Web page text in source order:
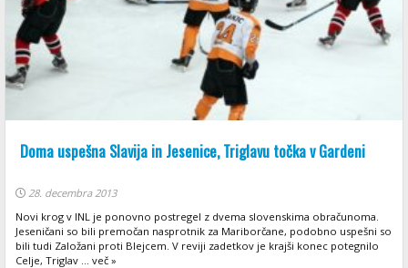
Doma uspešna Slavija in Jesenice, Triglavu točka v Gardeni
28. decembra 2013
Novi krog v INL je ponovno postregel z dvema slovenskima obračunoma.
Jeseničani so bili premočan nasprotnik za Mariborčane, podobno uspešni so
bili tudi Založani proti Blejcem. V reviji zadetkov je krajši konec potegnilo
Celje, Triglav ... več »